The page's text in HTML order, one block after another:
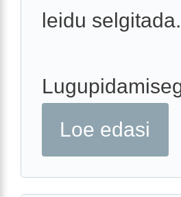
leidu selgitada.
Loe edasi